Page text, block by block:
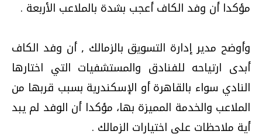
مؤكدا أن وفد الكاف أعجب بشدة بالملاعب الأربعة .
وأوضح مدير إدارة التسويق بالزمالك , أن وفد الكاف
أبدى ارتياحه للفنادق والمستشفيات التي اختارها
النادي سواء بالقاهرة أو الإسكندرية بسبب قربها من
الملاعب والخدمة المميزة بها، مؤكدا أن الوفد لم يبد
أية ملاحظات على اختيارات الزمالك .